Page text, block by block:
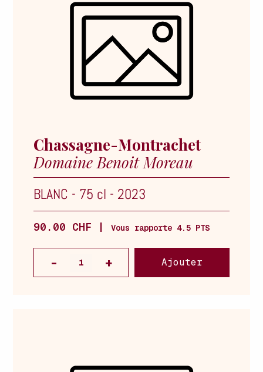
Chassagne-Montrachet
Domaine Benoit Moreau
BLANC - 75 cl - 2023
90.00 CHF | Vous rapporte 4.5 PTS
Ajouter